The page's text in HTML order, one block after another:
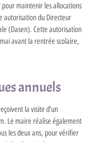
maintenir les allocations
autorisation du Directeur
(Dasen). Cette autorisation
avant la rentrée scolaire,
annuels
la visite d’un
Le maire réalise également
les deux ans, pour vérifier